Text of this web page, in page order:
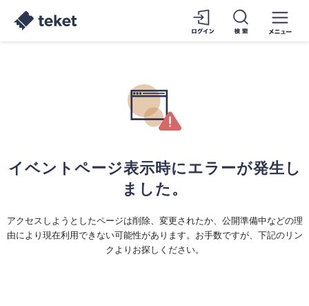
イベントページ表示時にエラーが発生し
ました。
アクセスしようとしたページは削除、変更されたか、公開準備中などの理
由により現在利用できない可能性があります。お手数ですが、下記のリン
クよりお探しください。